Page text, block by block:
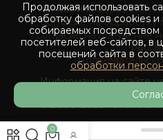
Политика обработки
Согласие на обработку
Согласие на получение
Информация на сайте
© 2008-2026
0
Продолжая использовать
обработку файлов cookies и
собираемых посредством
посетителей веб-сайтов, в
посещений сайта в
обработки